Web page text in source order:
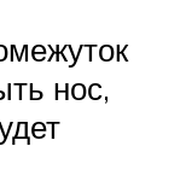
нос,